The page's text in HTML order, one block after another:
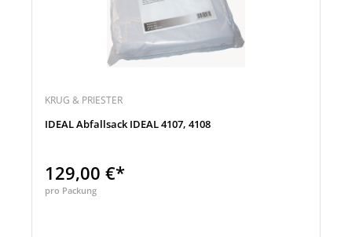
KRUG & PRIESTER
IDEAL Abfallsack IDEAL 4107, 4108
129,00 €*
pro Packung